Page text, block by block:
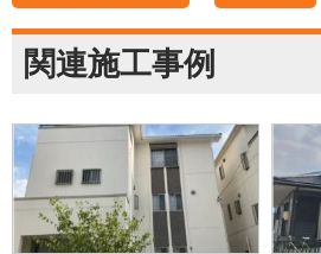
関連施工事例